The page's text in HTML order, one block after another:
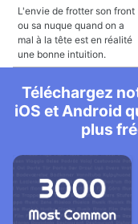
L'envie de frotter son front
ou sa nuque quand on a
mal à la tête est en réalité
une bonne intuition.
Téléchargez
iOS et Android
plus